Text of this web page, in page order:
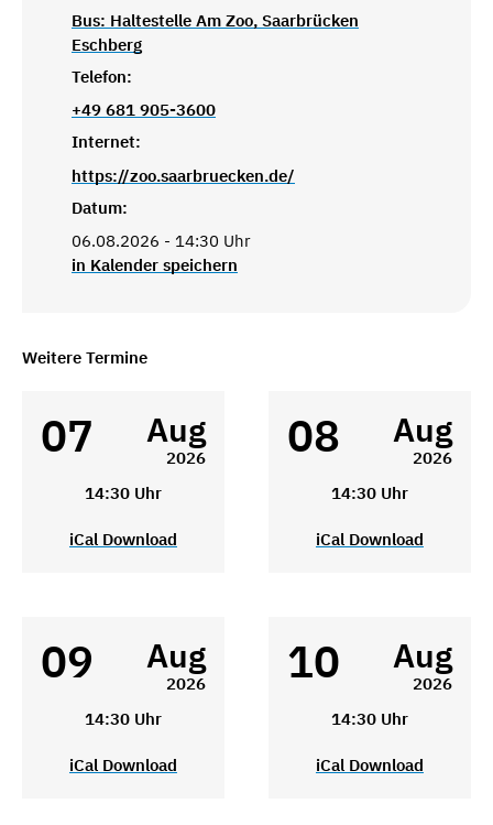
Bus: Haltestelle Am Zoo, Saarbrücken
Eschberg
Telefon:
+49 681 905-3600
Internet:
https://zoo.saarbruecken.de/
Datum:
06.08.2026 - 14:30 Uhr
in Kalender speichern
Weitere Termine
07 Aug
2026
14:30 Uhr
iCal Download
08 Aug
2026
14:30 Uhr
iCal Download
09 Aug
2026
14:30 Uhr
iCal Download
10 Aug
2026
14:30 Uhr
iCal Download